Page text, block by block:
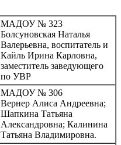
МАДОУ № 323
Болсуновская Наталья
Валерьевна, воспитатель и
Кайль Ирина Карловна,
заместитель заведующего
по УВР
МАДОУ № 306
Вернер Алиса Андреевна;
Шапкина Татьяна
Александровна; Калинина
Татьяна Владимировна.